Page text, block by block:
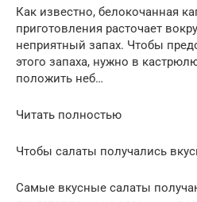
Как известно, белокочанная
приготовления расточает
неприятный запах. Чтобы
этого запаха, нужно в
положить неб…
Читать полностью
Чтобы салаты получались
Самые вкусные салаты